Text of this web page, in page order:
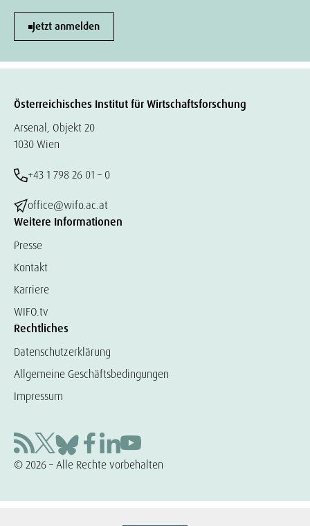
Jetzt anmelden
Österreichisches Institut für Wirtschaftsforschung
Arsenal, Objekt 20
1030 Wien
+43 1 798 26 01 – 0
office@wifo.ac.at
Weitere Informationen
Presse
Kontakt
Karriere
WIFO.tv
Rechtliches
Datenschutzerklärung
Allgemeine Geschäftsbedingungen
Impressum
© 2026 – Alle Rechte vorbehalten